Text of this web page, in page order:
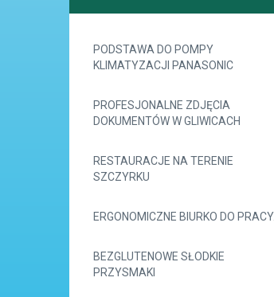
PODSTAWA DO POMPY
KLIMATYZACJI PANASONIC
PROFESJONALNE ZDJĘCIA
DOKUMENTÓW W GLIWICACH
RESTAURACJE NA TERENIE
SZCZYRKU
ERGONOMICZNE BIURKO DO PRACY.
BEZGLUTENOWE SŁODKIE
PRZYSMAKI